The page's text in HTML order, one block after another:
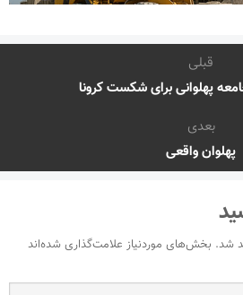
قبلی
پهلوانی برای شکست کرونا
بعدی
پهلوان واقعی
شد. بخش‌های موردنیاز علامت‌گذاری شده‌اند